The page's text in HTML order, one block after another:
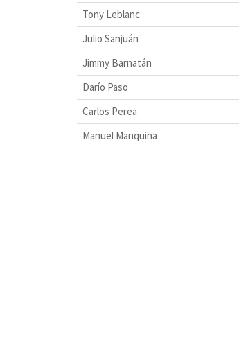
Tony Leblanc
Julio Sanjuán
Jimmy Barnatán
Darío Paso
Carlos Perea
Manuel Manquiña